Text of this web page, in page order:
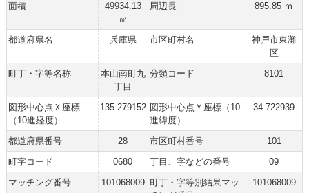
面積
49934.13
㎡
周辺長 895.85 ｍ
都道府県名 兵庫県 市区町村名
神戸市東灘
区
町丁・字等名称
本山南町九
丁目
分類コード 8101
図形中心点Ｘ座標
（10進経度）
135.279152 図形中心点Ｙ座標（10
進緯度）
34.722939
都道府県番号 28 市区町村番号
101
町字コード
0680 丁目、字などの番号
09
マッチング番号
101068009 町丁・字等別結果マッ
101068009